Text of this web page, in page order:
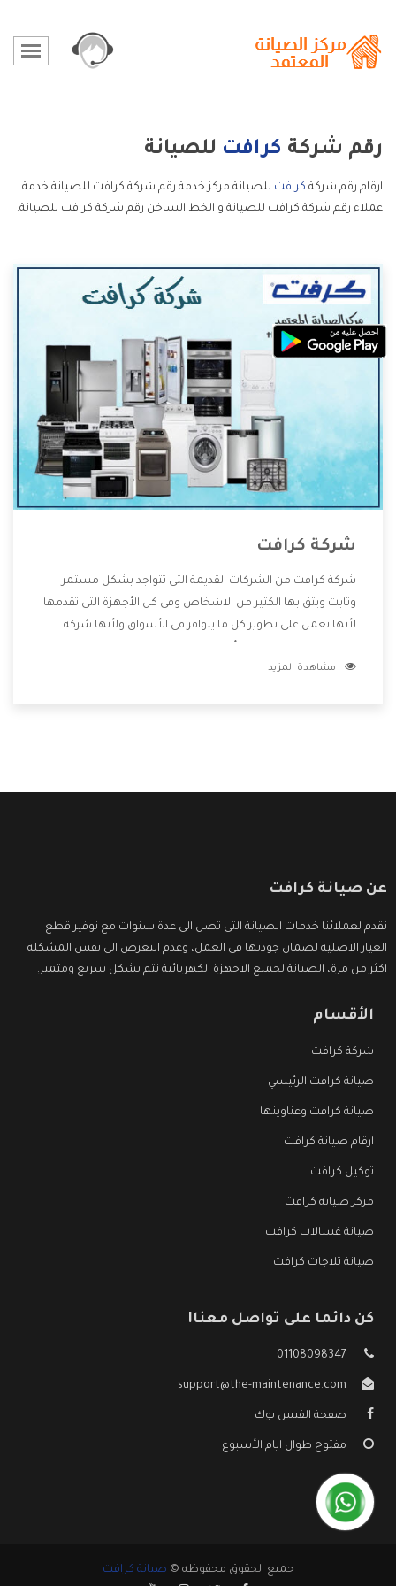
رقم شركة كرافت للصيانة
ارقام رقم شركة كرافت للصيانة مركز خدمة رقم شركة كرافت للصيانة خدمة
عملاء رقم شركة كرافت للصيانة و الخط الساخن رقم شركة كرافت للصيانة.
شركة كرافت
شركة كرافت من الشركات القديمة التى تتواجد بشكل مستمر
وثابت ويثق بها الكثير من الاشخاص وفى كل الأجهزة التى تقدمها
لأنها تعمل على تطوير كل ما يتوافر فى الأسواق ولأنها شركة
وتقدم للعملاء أقوى العروض والخصومات التى تسهل على
مشاهدة المزيد
عن صيانة كرافت
نقدم لعملائنا خدمات الصيانة التى تصل الى عدة سنوات مع توفير قطع
الغيار الاصلية لضمان جودتها فى العمل، وعدم التعرض الى نفس المشكلة
اكثر من مرة، الصيانة لجميع الاجهزة الكهربائية تتم بشكل سريع ومتميز.
الأقسام
شركة كرافت
صيانة كرافت الرئيسي
صيانة كرافت وعناوينها
ارقام صيانة كرافت
توكيل كرافت
مركز صيانة كرافت
صيانة غسالات كرافت
صيانة ثلاجات كرافت
كن دائما على تواصل معنا!
01108098347
support@the-maintenance.com
صفحة الفيس بوك
مفتوح طوال ايام الأسبوع
جميع الحقوق محفوظه © صيانة كرافت